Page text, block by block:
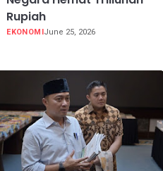
Rupiah
EKONOMI June 25, 2026